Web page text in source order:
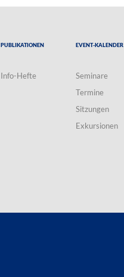
Publikationen
Info-Hefte
Event-Kalender
Seminare
Termine
Sitzungen
Exkursionen